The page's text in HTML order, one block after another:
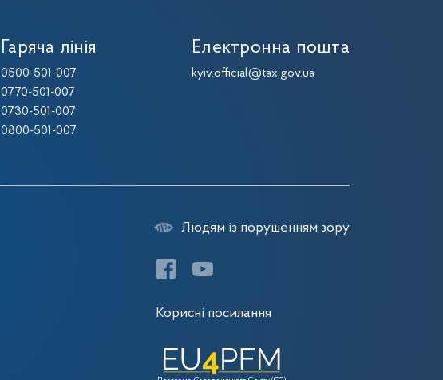
Гаряча лінія
0500-501-007
0770-501-007
0730-501-007
0800-501-007
Електронна пошта
kyiv.official@tax.gov.ua
Людям із порушенням зору
Корисні посилання